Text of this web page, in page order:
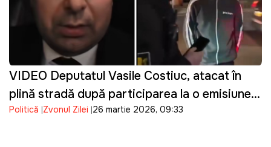
VIDEO Deputatul Vasile Costiuc, atacat în
plină stradă după participarea la o emisiune
TV
Politică Zvonul Zilei 26 martie 2026, 09:33